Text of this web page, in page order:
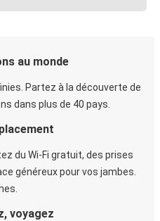
au monde
Partez à la découverte de
dans plus de 40 pays.
du Wi-Fi gratuit, des prises
généreux pour vos jambes.
voyagez